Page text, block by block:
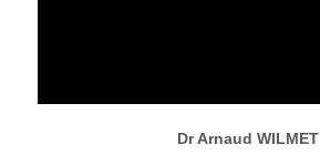
Dr Arnaud WILMET